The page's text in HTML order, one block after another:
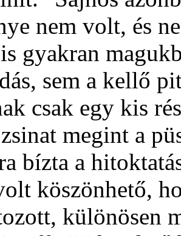
nem volt, és
gyakran
sem a kellő
csak egy kis
megint a
bízta a
köszönhető,
különösen